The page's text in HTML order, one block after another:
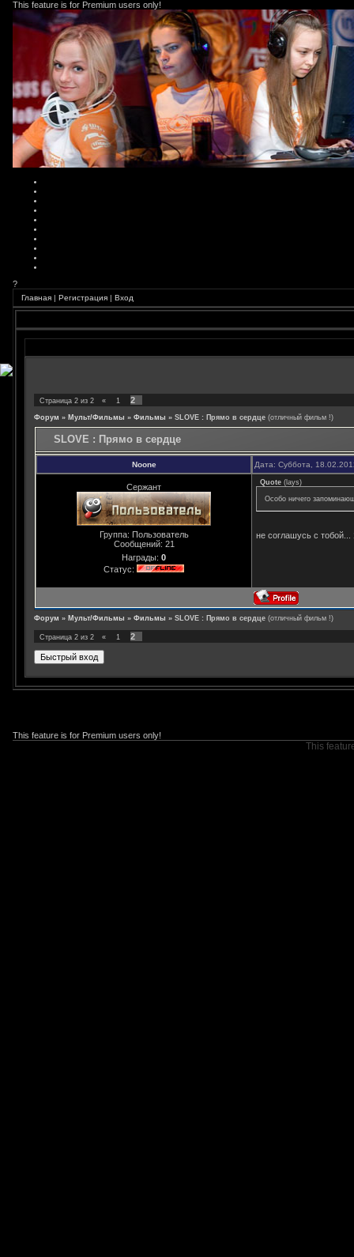
This feature is for Premium users only!
?
Главная | Регистрация | Вход
Страница 2 из 2 « 1 2
Форум » Мульт/Фильмы » Фильмы » SLOVE : Прямо в сердце (отличный фильм !)
SLOVE : Прямо в сердце
Noone Дата: Суббота,
Сержант
Группа: Пользователь
Сообщений: 21
Награды: 0
Статус:
Quote ( lays)
Особо ничего
не соглашусь с
Форум » Мульт/Фильмы » Фильмы » SLOVE : Прямо в сердце (отличный фильм !)
Страница 2 из 2 « 1 2
This feature is for Premium users only!
This